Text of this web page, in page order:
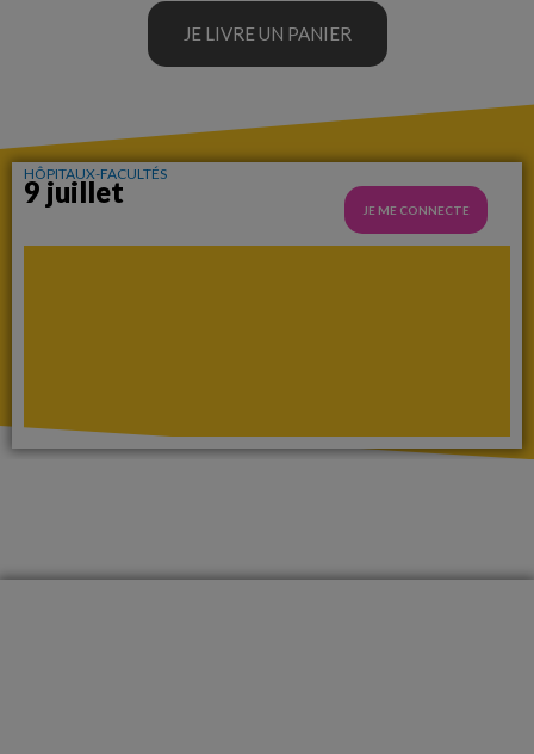
JE LIVRE UN PANIER
HÔPITAUX-FACULTÉS
9 juillet
JE ME CONNECTE